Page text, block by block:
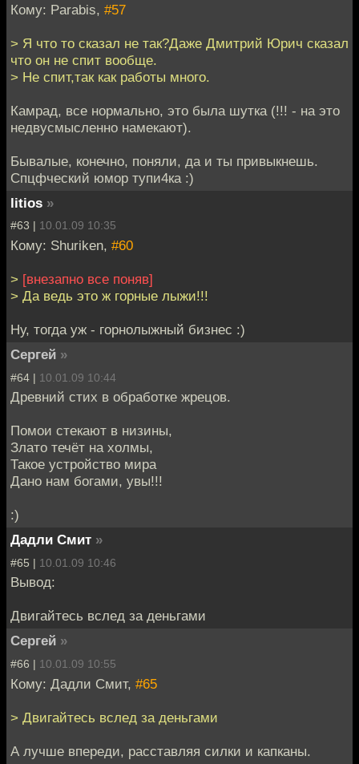
Кому: Parabis, #57
> Я что то сказал не так?Даже Дмитрий Юрич сказал
что он не спит вообще.
> Не спит,так как работы много.
Камрад, все нормально, это была шутка (!!! - на это
недвусмысленно намекают).
Бывалые, конечно, поняли, да и ты привыкнешь.
Спцфческий юмор тупи4ка :)
litios »
#63 | 10.01.09 10:35
Кому: Shuriken, #60
> [внезапно все поняв]
> Да ведь это ж горные лыжи!!!
Ну, тогда уж - горнолыжный бизнес :)
Cергей »
#64 | 10.01.09 10:44
Древний стих в обработке жрецов.
Помои стекают в низины,
Злато течёт на холмы,
Такое устройство мира
Дано нам богами, увы!!!
:)
Дадли Смит »
#65 | 10.01.09 10:46
Вывод:
Двигайтесь вслед за деньгами
Cергей »
#66 | 10.01.09 10:55
Кому: Дадли Смит, #65
> Двигайтесь вслед за деньгами
А лучше впереди, расставляя силки и капканы.